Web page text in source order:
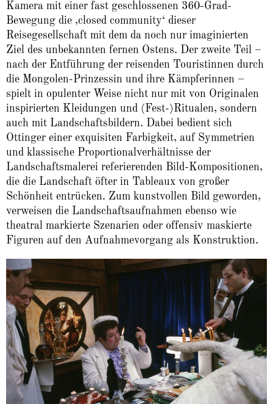
Kamera mit einer fast geschlossenen 360-Grad-
Bewegung die ‚closed community‘ dieser
Reisegesellschaft mit dem da noch nur imaginierten
Ziel des unbekannten fernen Ostens. Der zweite Teil –
nach der Entführung der reisenden Touristinnen durch
die Mongolen-Prinzessin und ihre Kämpferinnen –
spielt in opulenter Weise nicht nur mit von Originalen
inspirierten Kleidungen und (Fest-)Ritualen, sondern
auch mit Landschaftsbildern. Dabei bedient sich
Ottinger einer exquisiten Farbigkeit, auf Symmetrien
und klassische Proportionalverhältnisse der
Landschaftsmalerei referierenden Bild-Kompositionen,
die die Landschaft öfter in Tableaux von großer
Schönheit entrücken. Zum kunstvollen Bild geworden,
verweisen die Landschaftsaufnahmen ebenso wie
theatral markierte Szenarien oder offensiv maskierte
Figuren auf den Aufnahmevorgang als Konstruktion.